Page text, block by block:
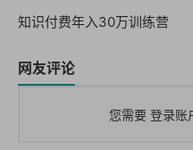
知识付费年入30万训练营
网友评论
您需要 登录账